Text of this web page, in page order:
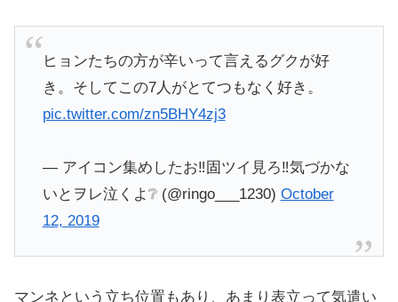
ヒョンたちの方が辛いって言えるグクが好
き。そしてこの7人がとてつもなく好き。
pic.twitter.com/zn5BHY4zj3
— アイコン集めしたお‼️固ツイ見ろ‼️気づかな
いとヲレ泣くよ❔ (@ringo___1230) October
12, 2019
マンネという立ち位置もあり、あまり表立って気遣い